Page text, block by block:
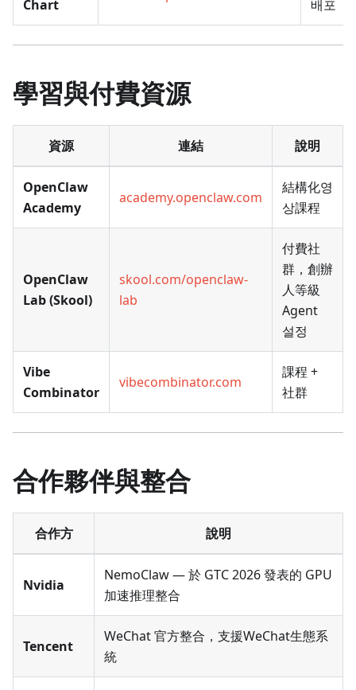
Chart 배포
學習與付費資源
資源 連結 說明
OpenClaw
Academy
academy.openclaw.com
結構化영
상課程
OpenClaw
Lab (Skool)
skool.com/openclaw-
lab
付費社
群，創辦
人等級
Agent
설정
Vibe
Combinator
vibecombinator.com
課程 +
社群
合作夥伴與整合
合作方 說明
Nvidia
NemoClaw — 於 GTC 2026 發表的 GPU
加速推理整合
Tencent
WeChat 官方整合，支援WeChat生態系
統